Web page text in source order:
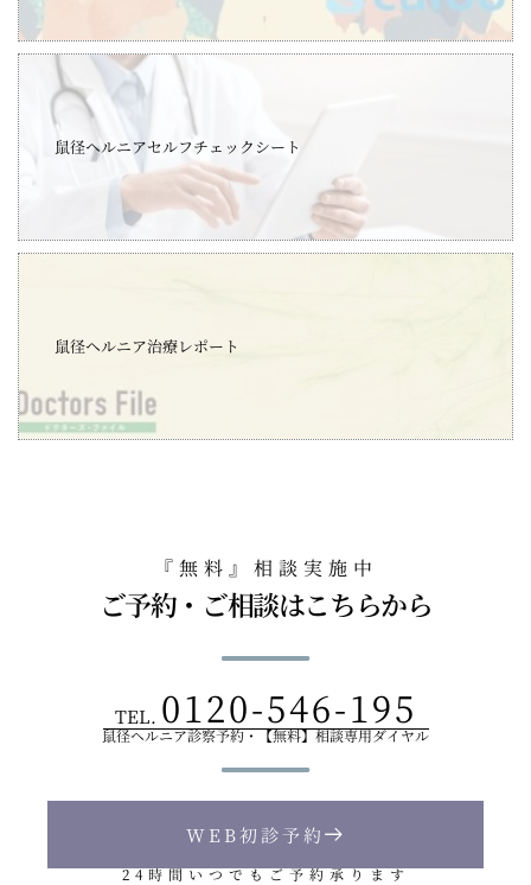
鼠径ヘルニアセルフチェックシート
鼠径ヘルニア治療レポート
『無料』相談実施中
ご予約・ご相談はこちらから
TEL. 0120-546-195
鼠径ヘルニア診察予約・【無料】相談専用ダイヤル
WEB初診予約
24時間いつでもご予約承ります